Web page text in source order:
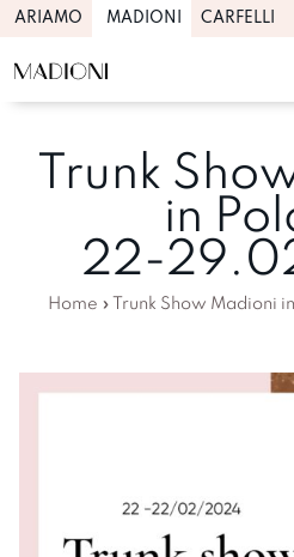
ARIAMO MADIONI CARFELLI
Trunk
in
22-
Home » Trunk Show Madioni